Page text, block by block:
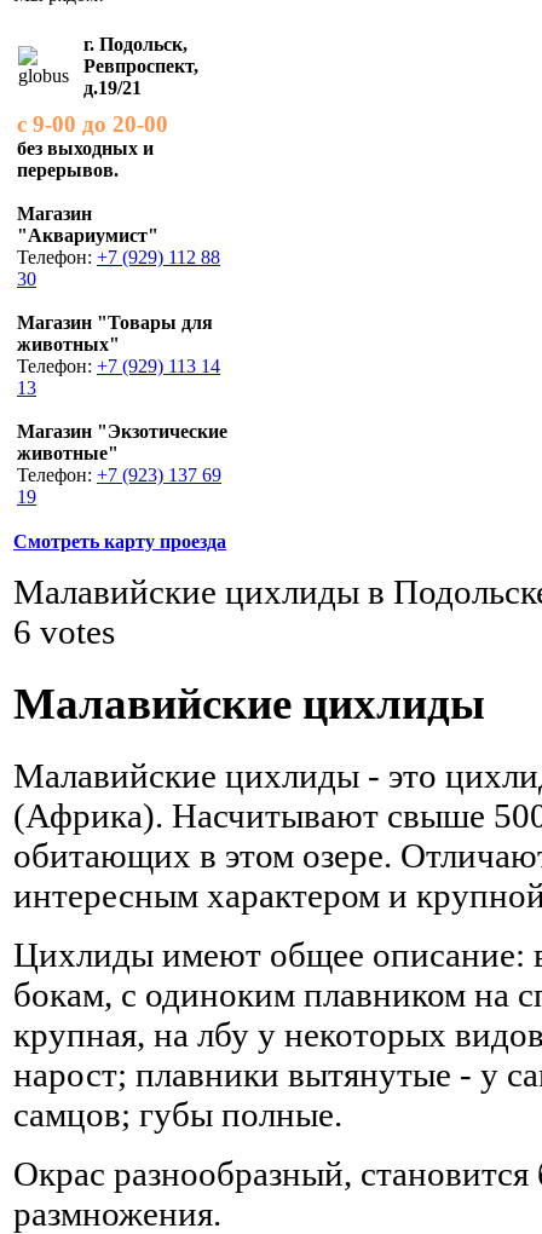
г. Подольск,
Ревпроспект,
д.19/21
с 9-00 до 20-00
без выходных и
перерывов.
Магазин
"Аквариумист"
Телефон: +7 (929) 112 88
30
Магазин "Товары для
животных"
Телефон: +7 (929) 113 14
13
Магазин "Экзотические
животные"
Телефон: +7 (923) 137 69
19
Смотреть карту проезда
Малавийские цихлиды в
6 votes
Малавийские цихлиды
Малавийские цихлиды - это
(Африка). Насчитывают свыше
обитающих в этом озере.
интересным характером и
Цихлиды имеют общее описание:
бокам, с одиноким плавником на
крупная, на лбу у некоторых
нарост; плавники вытянутые - у
самцов; губы полные.
Окрас разнообразный,
размножения.